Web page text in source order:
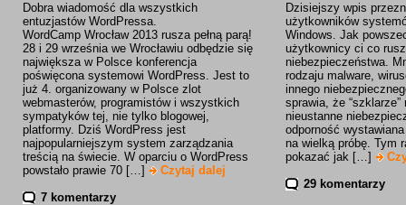
Dobra wiadomość dla wszystkich
entuzjastów WordPressa.
WordCamp Wrocław 2013 rusza pełną parą!
28 i 29 września we Wrocławiu odbędzie się
największa w Polsce konferencja
poświęcona systemowi WordPress. Jest to
już 4. organizowany w Polsce zlot
webmasterów, programistów i wszystkich
sympatyków tej, nie tylko blogowej,
platformy. Dziś WordPress jest
najpopularniejszym system zarządzania
treścią na świecie. W oparciu o WordPress
powstało prawie 70 […]
Czytaj dalej
7 komentarzy
Dzisiejszy wpis
użytkowników
Windows. Jak
użytkownicy ci co
niebezpieczeństwa.
rodzaju malware,
innego
sprawia, że
nieustanne
odporność
na wielką próbę. Tym
pokazać jak […]
29 komentarzy